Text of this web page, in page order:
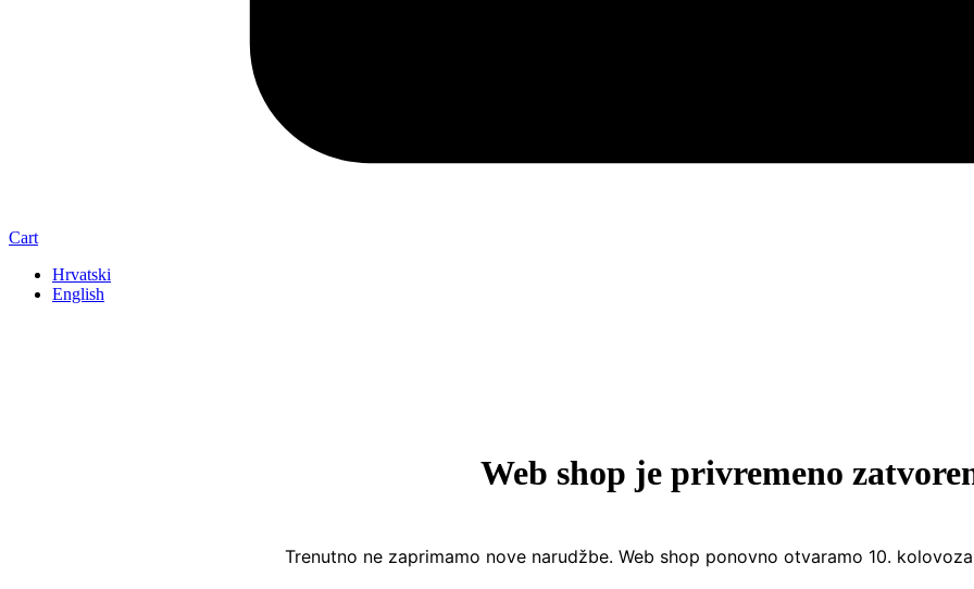
Cart
Hrvatski
English
Web shop je privremeno
Trenutno ne zaprimamo nove narudžbe. Web shop ponovno otvaramo 10.